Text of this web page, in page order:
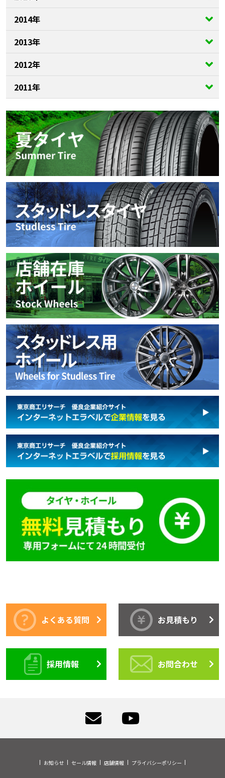
2014年
2013年
2012年
2011年
よくある質問 お見積もり
採用情報 お問合わせ
お知らせ セール情報 店舗情報 プライバシーポリシー